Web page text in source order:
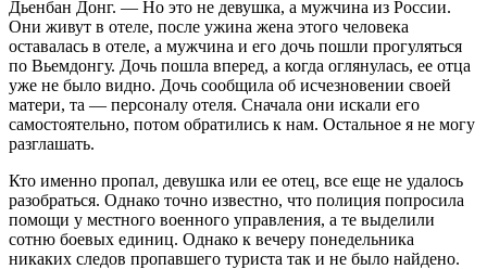
Дьенбан Донг. — Но это не девушка, а мужчина из России.
Они живут в отеле, после ужина жена этого человека
оставалась в отеле, а мужчина и его дочь пошли прогуляться
по Вьемдонгу. Дочь пошла вперед, а когда оглянулась, ее отца
уже не было видно. Дочь сообщила об исчезновении своей
матери, та — персоналу отеля. Сначала они искали его
самостоятельно, потом обратились к нам. Остальное я не могу
разглашать.
Кто именно пропал, девушка или ее отец, все еще не удалось
разобраться. Однако точно известно, что полиция попросила
помощи у местного военного управления, а те выделили
сотню боевых единиц. Однако к вечеру понедельника
никаких следов пропавшего туриста так и не было найдено.